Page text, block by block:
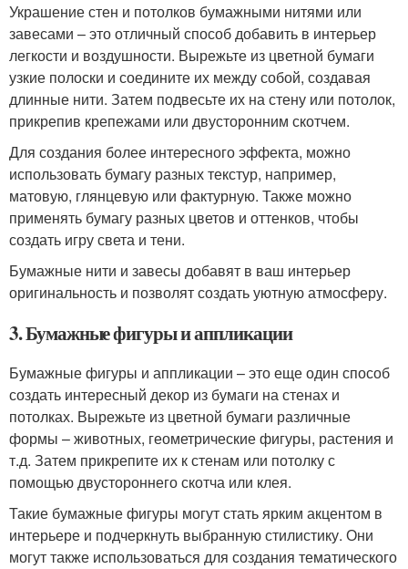
Украшение стен и потолков бумажными нитями или
завесами – это отличный способ добавить в интерьер
легкости и воздушности. Вырежьте из цветной бумаги
узкие полоски и соедините их между собой, создавая
длинные нити. Затем подвесьте их на стену или потолок,
прикрепив крепежами или двусторонним скотчем.
Для создания более интересного эффекта, можно
использовать бумагу разных текстур, например,
матовую, глянцевую или фактурную. Также можно
применять бумагу разных цветов и оттенков, чтобы
создать игру света и тени.
Бумажные нити и завесы добавят в ваш интерьер
оригинальность и позволят создать уютную атмосферу.
3. Бумажные фигуры и аппликации
Бумажные фигуры и аппликации – это еще один способ
создать интересный декор из бумаги на стенах и
потолках. Вырежьте из цветной бумаги различные
формы – животных, геометрические фигуры, растения и
т.д. Затем прикрепите их к стенам или потолку с
помощью двустороннего скотча или клея.
Такие бумажные фигуры могут стать ярким акцентом в
интерьере и подчеркнуть выбранную стилистику. Они
могут также использоваться для создания тематического